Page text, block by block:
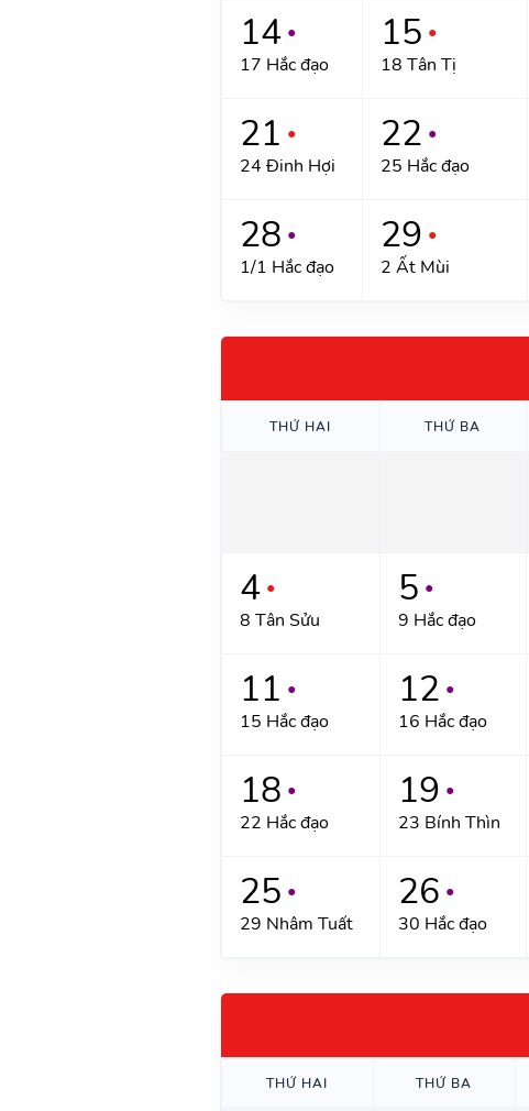
14 ●
17 Hắc đạo
15 ●
18 Tân Tị
21 ●
24 Đinh Hợi
22 ●
25 Hắc đạo
28 ●
1/1 Hắc đạo
29 ●
2 Ất Mùi
THỨ HAI THỨ BA
4 ●
8 Tân Sửu
5 ●
9 Hắc đạo
11 ●
15 Hắc đạo
12 ●
16 Hắc đạo
18 ●
22 Hắc đạo
19 ●
23 Bính Thìn
25 ●
29 Nhâm Tuất
26 ●
30 Hắc đạo
THỨ HAI THỨ BA